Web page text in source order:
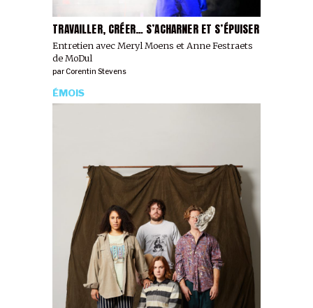
TRAVAILLER, CRÉER… S’ACHARNER ET S’ÉPUISER
Entretien avec Meryl Moens et Anne Festraets
de MoDul
parCorentin Stevens
ÉMOIS